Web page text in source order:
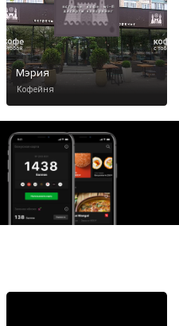
Мэрия
Кофейня